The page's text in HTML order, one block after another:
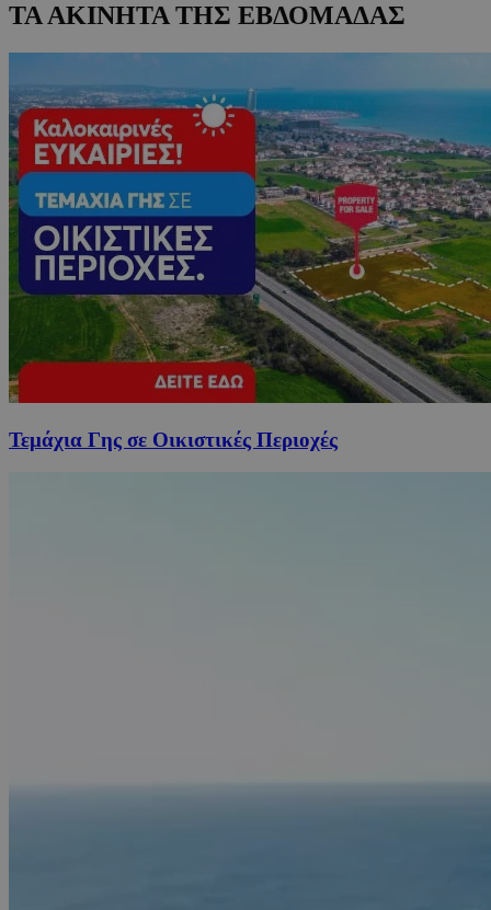
ΤΑ ΑΚΙΝΗΤΑ ΤΗΣ ΕΒΔΟΜΑΔΑΣ
Τεμάχια Γης σε Οικιστικές Περιοχές